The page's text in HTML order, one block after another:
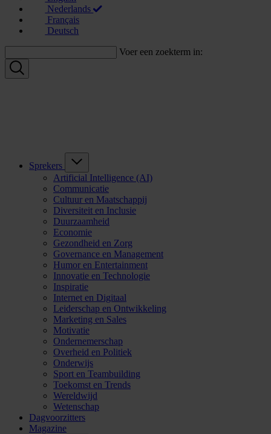
Nederlands
Français
Deutsch
Voer een zoekterm in:
Sprekers
Artificial Intelligence (AI)
Communicatie
Cultuur en Maatschappij
Diversiteit en Inclusie
Duurzaamheid
Economie
Gezondheid en Zorg
Governance en Management
Humor en Entertainment
Innovatie en Technologie
Inspiratie
Internet en Digitaal
Leiderschap en Ontwikkeling
Marketing en Sales
Motivatie
Ondernemerschap
Overheid en Politiek
Onderwijs
Sport en Teambuilding
Toekomst en Trends
Wereldwijd
Wetenschap
Dagvoorzitters
Magazine